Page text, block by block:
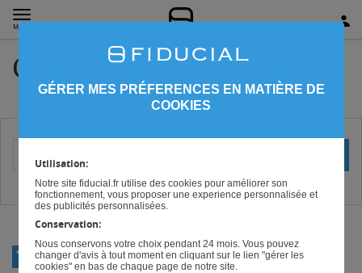
MENU
Conseil Ille-et-Vilaine
RETOUR
BRETAGNE
GÉRER MES PRÉFERENCES EN MATIÈRE DE
COOKIES
Utilisation:
Notre site fiducial.fr utilise des cookies pour améliorer son
fonctionnement, vous proposer une experience personnalisée et
des publicités personnalisées.
Conservation:
Nous conservons votre choix pendant 24 mois. Vous pouvez
changer d'avis à tout moment en cliquant sur le lien "gérer les
cookies" en bas de chaque page de notre site.